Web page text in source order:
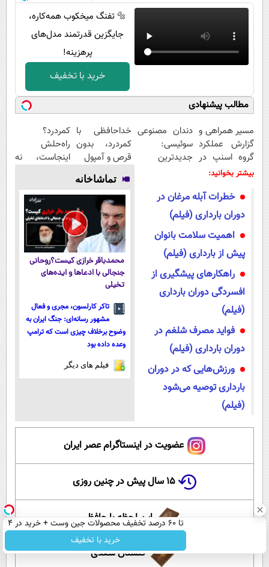
🔩 تفنگ میخکوب همه‌کاره،
جایگزین قدرتمند مدل‌های
پرهزینه!
خرید با تخفیف
مطالب پیشنهادی
مسیر همراهی و
گزارش عملکرد
گروه اسنپ در
۱۴۰۴
دندان مصنوعی
سوئیسی:
جدیدترین
پرداخت قسطی
خداحافظی با
کمردرد، بدون
قرص و آمپول
کمردرد؟
راه‌حلش
اینجاست، نه
بیشتر بخوانید:
خطرات آبله مرغان در
دوران بارداری (فیلم)
اهمیت سلامت بانوان
پیش از بارداری (فیلم)
راهکار‌های پیشگیری از
افسردگی دوران بارداری
(فیلم)
فواید مصرف شلغم در
دوران بارداری (فیلم)
ورزش‌هایی که در دوران
بارداری توصیه می‌شود
(فیلم)
تماشاخانه
محمدباقر خرازی کیست؟روحانی
جنجالی با ادعاها و ایده‌های
تخیلی
تاکر کارلسون، مجری و فعال
مشهور رسانه‌ای: جنگ ایران به
وضوح برخلاف چیزی است که ترامپ
وعده داده بود
فیلم های دیگر
عضویت در اینستاگرام عصر ایران
۱۵ سال پیش در چنین روزی
این لحظه با حافظ
گلستان سعدی
تا 60 درصد تخفیف محصولات جین وست + خرید در 4
قسط
خرید با تخفیف